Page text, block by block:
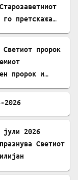
го претскажа
пророк
пророк и
2026
јули 2026
Светиот